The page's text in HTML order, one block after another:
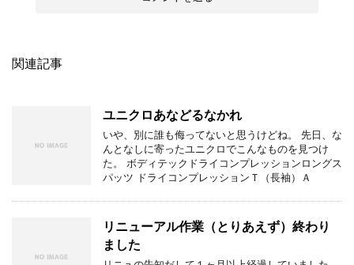
関連記事
ユニクロあなどるなかれ
いや、別に誰も侮ってないと思うけどね。 先日、な
んとなしに寄ったユニクロでこんなものを見つけ
た。 ボディテックドライコンプレッションロングス
パッツ ドライコンプレッションＴ（長袖）Ａ
リニューアル作業（とりあえず）終わり
ました